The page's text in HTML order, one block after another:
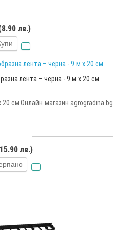
лв.)
лента – черна - 9 м x 20 см
см Онлайн магазин agrogradina.bg
лв.)